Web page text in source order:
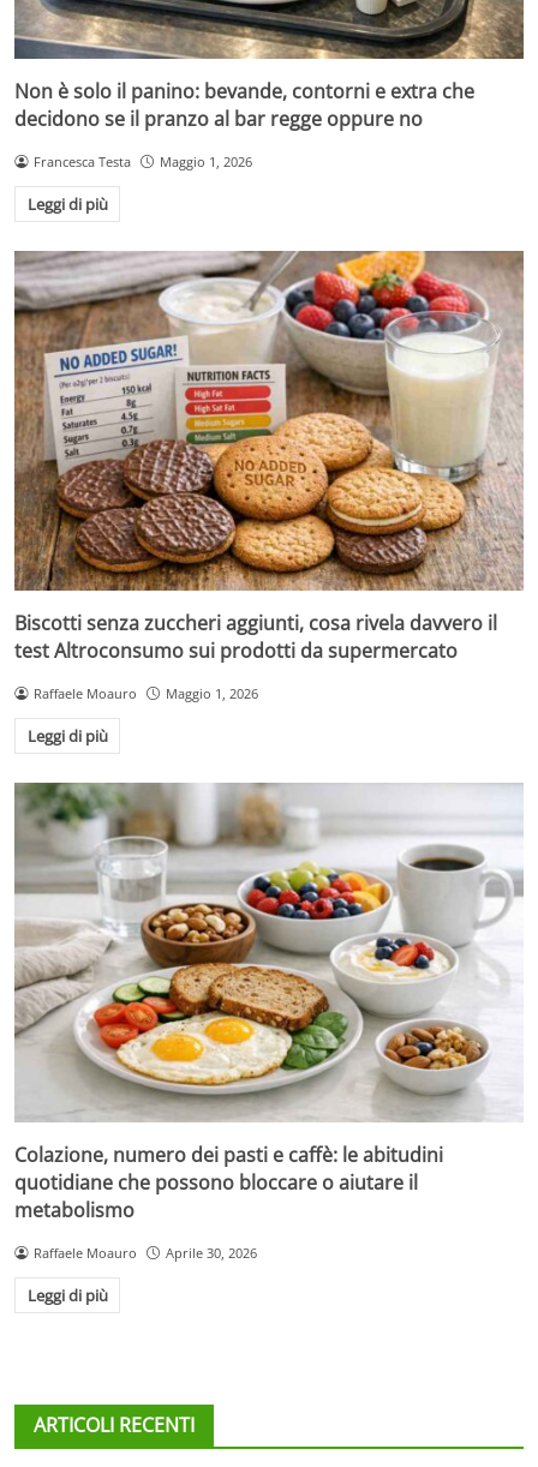
Non è solo il panino: bevande, contorni e extra che
decidono se il pranzo al bar regge oppure no
Francesca Testa Maggio 1, 2026
Leggi di più
Biscotti senza zuccheri aggiunti, cosa rivela davvero il
test Altroconsumo sui prodotti da supermercato
Raffaele Moauro Maggio 1, 2026
Leggi di più
Colazione, numero dei pasti e caffè: le abitudini
quotidiane che possono bloccare o aiutare il
metabolismo
Raffaele Moauro Aprile 30, 2026
Leggi di più
ARTICOLI RECENTI